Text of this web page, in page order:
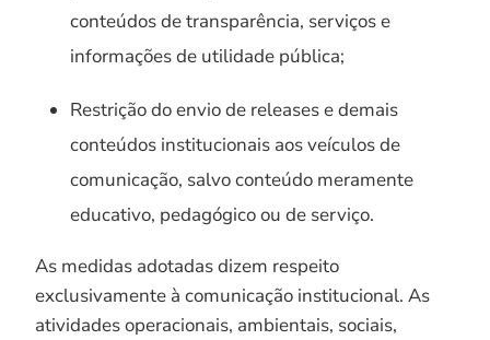
conteúdos de transparência, serviços e
informações de utilidade pública;
Restrição do envio de releases e demais
conteúdos institucionais aos veículos de
comunicação, salvo conteúdo meramente
educativo, pedagógico ou de serviço.
As medidas adotadas dizem respeito
exclusivamente à comunicação institucional. As
atividades operacionais, ambientais, sociais,